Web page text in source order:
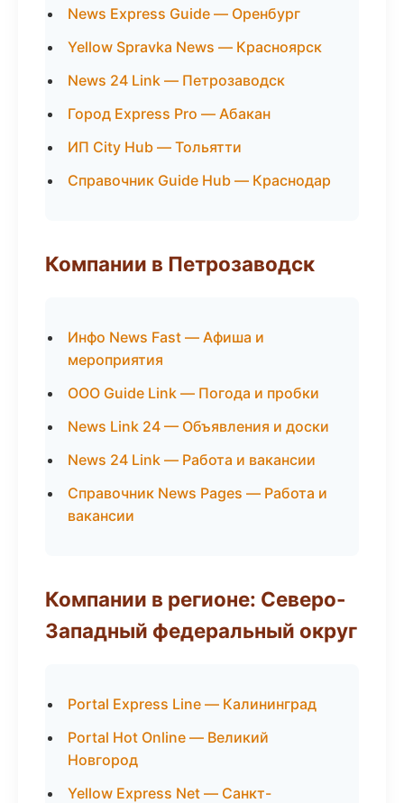
News Express Guide — Оренбург
Yellow Spravka News — Красноярск
News 24 Link — Петрозаводск
Город Express Pro — Абакан
ИП City Hub — Тольятти
Справочник Guide Hub — Краснодар
Компании в Петрозаводск
Инфо News Fast — Афиша и
мероприятия
ООО Guide Link — Погода и пробки
News Link 24 — Объявления и доски
News 24 Link — Работа и вакансии
Справочник News Pages — Работа и
вакансии
Компании в регионе: Северо-
Западный федеральный округ
Portal Express Line — Калининград
Portal Hot Online — Великий
Новгород
Yellow Express Net — Санкт-